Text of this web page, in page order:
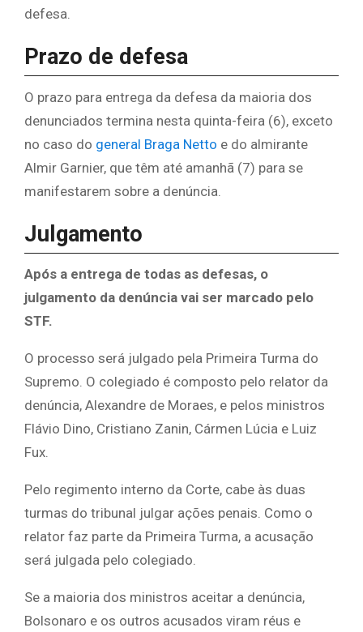
defesa.
Prazo de defesa
O prazo para entrega da defesa da maioria dos
denunciados termina nesta quinta-feira (6), exceto
no caso do general Braga Netto e do almirante
Almir Garnier, que têm até amanhã (7) para se
manifestarem sobre a denúncia.
Julgamento
Após a entrega de todas as defesas, o
julgamento da denúncia vai ser marcado pelo
STF.
O processo será julgado pela Primeira Turma do
Supremo. O colegiado é composto pelo relator da
denúncia, Alexandre de Moraes, e pelos ministros
Flávio Dino, Cristiano Zanin, Cármen Lúcia e Luiz
Fux.
Pelo regimento interno da Corte, cabe às duas
turmas do tribunal julgar ações penais. Como o
relator faz parte da Primeira Turma, a acusação
será julgada pelo colegiado.
Se a maioria dos ministros aceitar a denúncia,
Bolsonaro e os outros acusados viram réus e